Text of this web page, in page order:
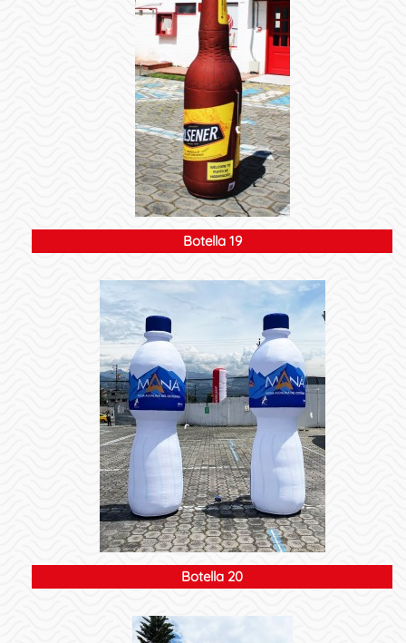
Botella 19
Botella 20